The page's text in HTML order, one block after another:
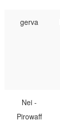
gerva
Nei -
Pirowaff